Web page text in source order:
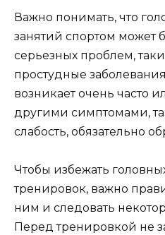
Важно понимать, что
занятий спортом может
серьезных проблем,
простудные
возникает очень часто
другими симптомами,
слабость, обязательно
Чтобы избежать
тренировок, важно
ним и следовать
Перед тренировкой не